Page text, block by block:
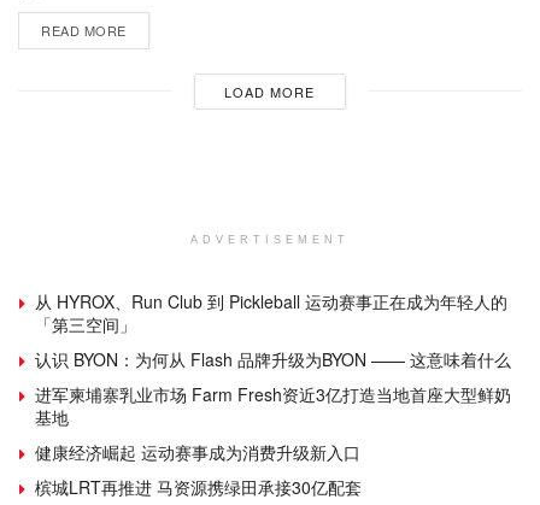
READ MORE
LOAD MORE
ADVERTISEMENT
从 HYROX、Run Club 到 Pickleball 运动赛事正在成为年轻人的
「第三空间」
认识 BYON：为何从 Flash 品牌升级为BYON —— 这意味着什么
进军柬埔寨乳业市场 Farm Fresh资近3亿打造当地首座大型鲜奶
基地
健康经济崛起 运动赛事成为消费升级新入口
槟城LRT再推进 马资源携绿田承接30亿配套